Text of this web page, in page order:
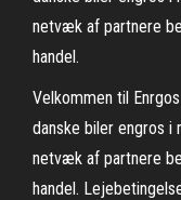
netvæk af partnere
handel.
Velkommen til
danske biler engros i
netvæk af partnere
handel.